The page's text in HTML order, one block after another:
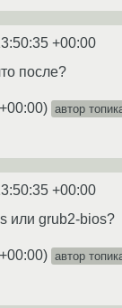
+00:00
после?
) автор
+00:00
или grub2-bios?
) автор